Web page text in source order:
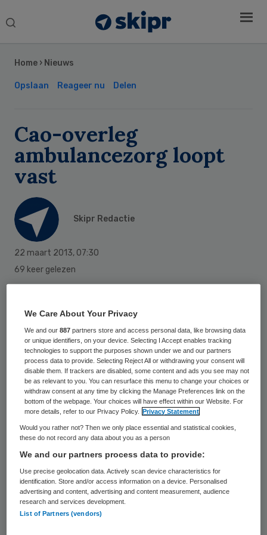
Search
Home › Nieuws
Opslaan Reageer nu Delen
Cao-overleg
ambulancezorg loopt
vast
Skipr Redactie
22 maart 2013, 07:30
69 keer gelezen
gereageerd op het eindbod voor een nieuwe
cao van werkgeversvereniging
Ambulancezorg Nederland (AZN). Zowel
Abvakabo FNV als CNV Publieke Zaak wijzen
het bod af.
De onderhandelingen in de ambulancezorg
verkeren al geruime tijd in een impasse. De
bonden waren al zeer ontevreden over een
eerder bod medio februari. Ondanks acties
in de sector doen de werkgevers naar het
oordeel van de bonden te weinig
Sidebar
We Care About Your Privacy
We and our887 partners store and access personal data, like browsing data
or unique identifiers, on your device. Selecting I Accept enables tracking
technologies to support the purposes shown under we and our partners
process data to provide. Selecting Reject All or withdrawing your consent will
disable them. If trackers are disabled, some content and ads you see may not
be as relevant to you. You can resurface this menu to change your choices or
withdraw consent at any time by clicking the Manage Preferences link on the
bottom of the webpage. Your choices will have effect within our Website. For
more details, refer to our Privacy Policy.
Privacy Statement
Would you rather not? Then we only place essential and statistical cookies,
these do not record any data about you as a person
We and our partners process data to provide:
Use precise geolocation data. Actively scan device characteristics for
identification. Store and/or access information on a device. Personalised
advertising and content, advertising and content measurement, audience
research and services development.
List of Partners (vendors)